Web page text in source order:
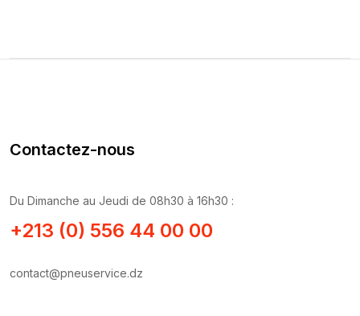
Contactez-nous
Du Dimanche au Jeudi de 08h30 à 16h30 :
+213 (0) 556 44 00 00
contact@pneuservice.dz